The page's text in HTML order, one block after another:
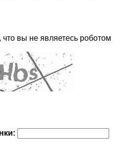
вы не являетесь роботом